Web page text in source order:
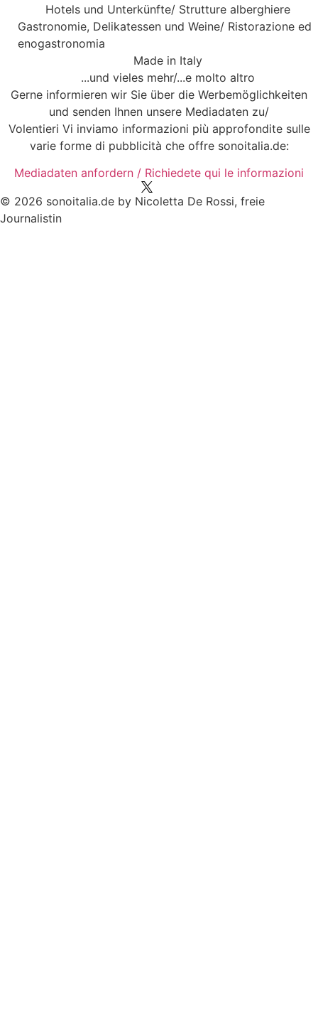
Hotels und Unterkünfte/ Strutture alberghiere
Gastronomie, Delikatessen und Weine/ Ristorazione ed
enogastronomia
Made in Italy
...und vieles mehr/...e molto altro
Gerne informieren wir Sie über die Werbemöglichkeiten
und senden Ihnen unsere Mediadaten zu/
Volentieri Vi inviamo informazioni più approfondite sulle
varie forme di pubblicità che offre sonoitalia.de:
Mediadaten anfordern / Richiedete qui le informazioni
© 2026 sonoitalia.de by Nicoletta De Rossi, freie
Journalistin